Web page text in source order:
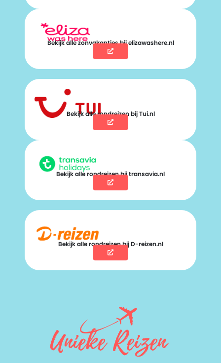
Bekijk alle zonvakanties bij elizawashere.nl
Bekijk alle rondreizen bij Tui.nl
Bekijk alle rondreizen bij transavia.nl
Bekijk alle rondreizen bij D-reizen.nl